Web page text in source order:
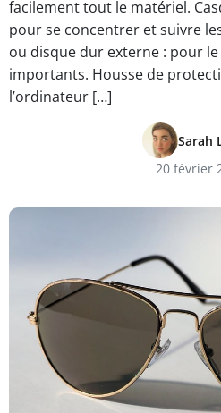
facilement tout le matériel.
pour se concentrer et suivre
ou disque dur externe : pour
importants. Housse de
l’ordinateur […]
Sarah
20 février